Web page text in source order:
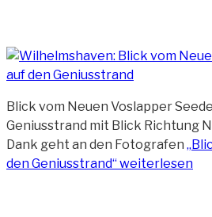
Blick vom Neuen Voslapper
Geniusstrand mit Blick Richtung
Dank geht an den Fotografen
den Geniusstrand“weiterlesen